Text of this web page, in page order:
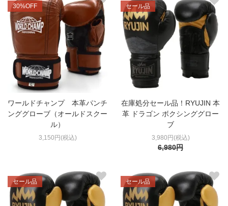
30%OFF
ワールドチャンプ 本革パンチ
ンググローブ（オールドスクー
ル）
3,150円(税込)
セール品
在庫処分セール品！RYUJIN 本
革 ドラゴン ボクシンググロー
ブ
3,980円(税込)
6,980円
セール品 セール品